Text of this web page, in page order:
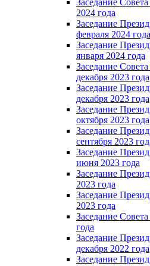
2024 года
Заседание
февраля 2024 года
Заседание
января 2024 года
Заседание
декабря 2023 года
Заседание
декабря 2023 года
Заседание
октября 2023 года
Заседание
сентября 2023
Заседание
июня 2023 года
Заседание
2023 года
Заседание
2023 года
Заседание
года
Заседание
декабря 2022 года
Заседание